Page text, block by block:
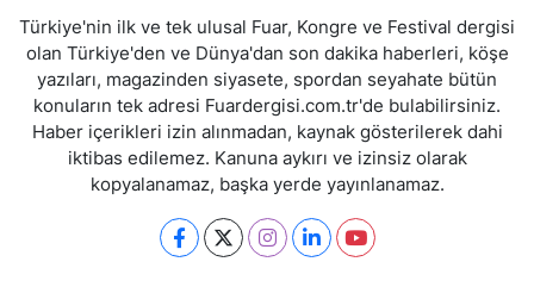
Türkiye'nin ilk ve tek ulusal Fuar, Kongre ve Festival dergisi
olan Türkiye'den ve Dünya'dan son dakika haberleri, köşe
yazıları, magazinden siyasete, spordan seyahate bütün
konuların tek adresi Fuardergisi.com.tr'de bulabilirsiniz.
Haber içerikleri izin alınmadan, kaynak gösterilerek dahi
iktibas edilemez. Kanuna aykırı ve izinsiz olarak
kopyalanamaz, başka yerde yayınlanamaz.